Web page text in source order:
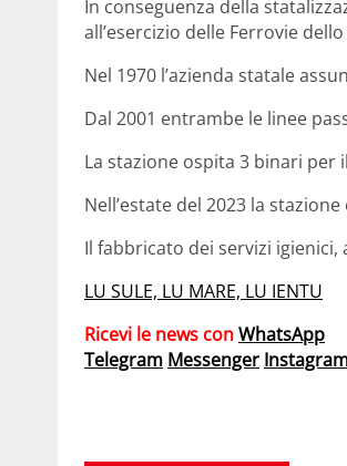
In conseguenza della
all’esercizio delle Ferrovie
Nel 1970 l’azienda statale
Dal 2001 entrambe le linee
La stazione ospita 3 binari per
Nell’estate del 2023 la
Il fabbricato dei servizi
LU SULE, LU MARE, LU IENTU
Ricevi le news conWhatsApp
Telegram Messenger